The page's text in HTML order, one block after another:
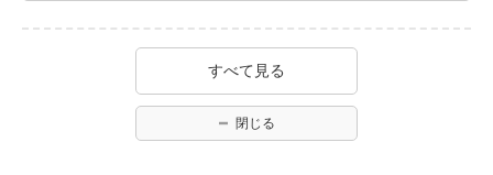
すべて見る
閉じる